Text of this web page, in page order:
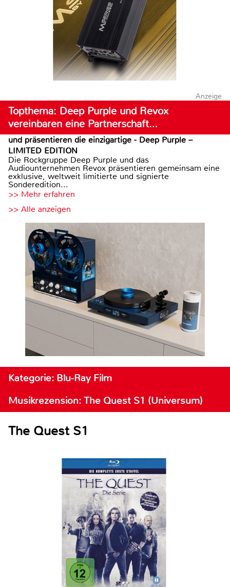
Anzeige
Topthema: Deep Purple und Revox
vereinbaren eine Partnerschaft…
und präsentieren die einzigartige - Deep Purple –
LIMITED EDITION
Die Rockgruppe Deep Purple und das
Audiounternehmen Revox präsentieren gemeinsam eine
exklusive, weltweit limitierte und signierte
Sonderedition...
>> Mehr erfahren
>> Alle anzeigen
Kategorie: Blu-Ray Film
Musikrezension: The Quest S1 (Universum)
The Quest S1